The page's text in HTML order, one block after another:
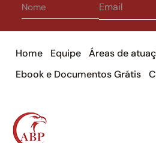
Home Equipe Áreas de
Ebook e Documentos Grátis